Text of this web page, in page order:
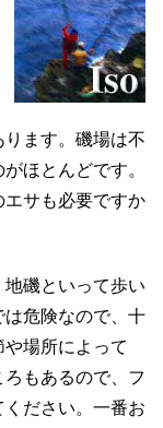
ます。磯場は不
ほとんどです。
エサも必要ですか
磯といって歩い
危険なので、十
場所によって
もあるので、フ
ださい。一番お